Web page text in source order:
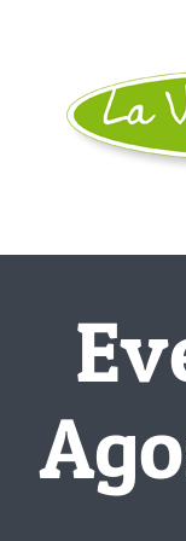
contenuto